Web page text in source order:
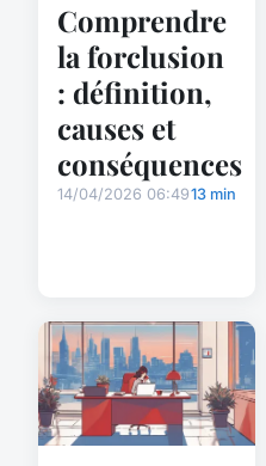
Comprendre
la forclusion
: définition,
causes et
conséquences
14/04/2026 06:4913 min